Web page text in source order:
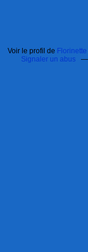
Voir le profil de Florinette
Signaler un abus